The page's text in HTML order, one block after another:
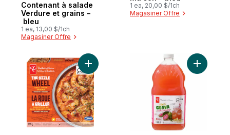
Contenant à salade
Verdure et grains –
bleu
1 ea, 13,00 $/1ch
Magasiner Offre
1 ea, 20,00 $/1ch
Magasiner Offre
Ajouter La roue à griller crevettes au chili
Ajouter